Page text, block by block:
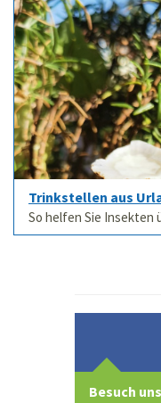
Trinkstellen aus
So helfen Sie Insekten
Besuch